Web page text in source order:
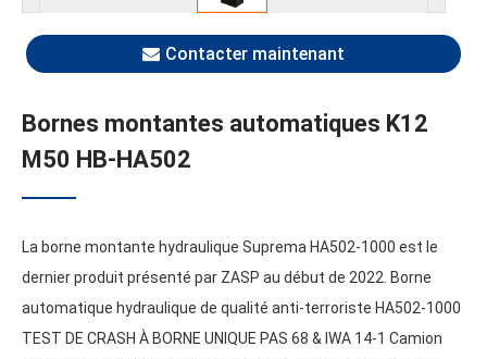
Contacter maintenant
Bornes montantes automatiques K12
M50 HB-HA502
La borne montante hydraulique Suprema HA502-1000 est le
dernier produit présenté par ZASP au début de 2022. Borne
automatique hydraulique de qualité anti-terroriste HA502-1000
TEST DE CRASH À BORNE UNIQUE PAS 68 & IWA 14-1 Camion